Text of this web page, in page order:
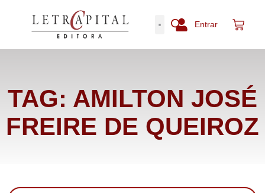
Entrar
TAG: AMILTON JOSÉ
FREIRE DE QUEIROZ